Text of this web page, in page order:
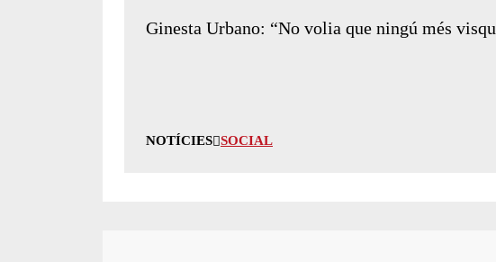
Ginesta Urbano: “No volia que ningú més
NOTÍCIES SOCIAL